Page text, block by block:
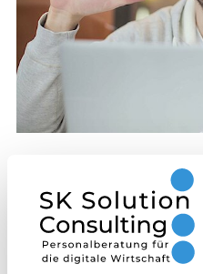
Data Scientist
bundesweit finden
Münchner